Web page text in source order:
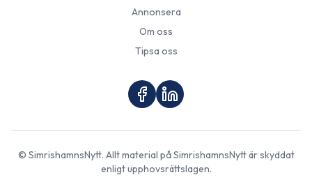
Annonsera
Om oss
Tipsa oss
© SimrishamnsNytt. Allt material påSimrishamnsNyttär skyddat
enligt upphovsrättslagen.